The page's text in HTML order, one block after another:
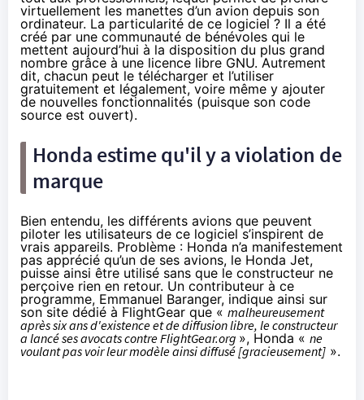
virtuellement les manettes d’un avion depuis son
ordinateur. La particularité de ce logiciel ? Il a été
créé par une communauté de bénévoles qui le
mettent aujourd’hui à la disposition du plus grand
nombre grâce à une licence libre GNU. Autrement
dit, chacun peut le télécharger et l’utiliser
gratuitement et légalement, voire même y ajouter
de nouvelles fonctionnalités (puisque son code
source est ouvert).
Honda estime qu'il y a violation de
marque
Bien entendu, les différents avions que peuvent
piloter les utilisateurs de ce logiciel s’inspirent de
vrais appareils. Problème : Honda n’a manifestement
pas apprécié qu’un de ses avions, le Honda Jet,
puisse ainsi être utilisé sans que le constructeur ne
perçoive rien en retour. Un contributeur à ce
programme, Emmanuel Baranger, indique ainsi sur
sonsite dédié à FlightGear que « malheureusement
après six ans d'existence et de diffusion libre, le constructeur
a lancé ses avocats contre FlightGear.org », Honda « ne
voulant pas voir leur modèle ainsi diffusé [gracieusement] ».